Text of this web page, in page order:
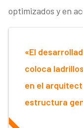
optimizados y en
«El
coloca
en el
estructura